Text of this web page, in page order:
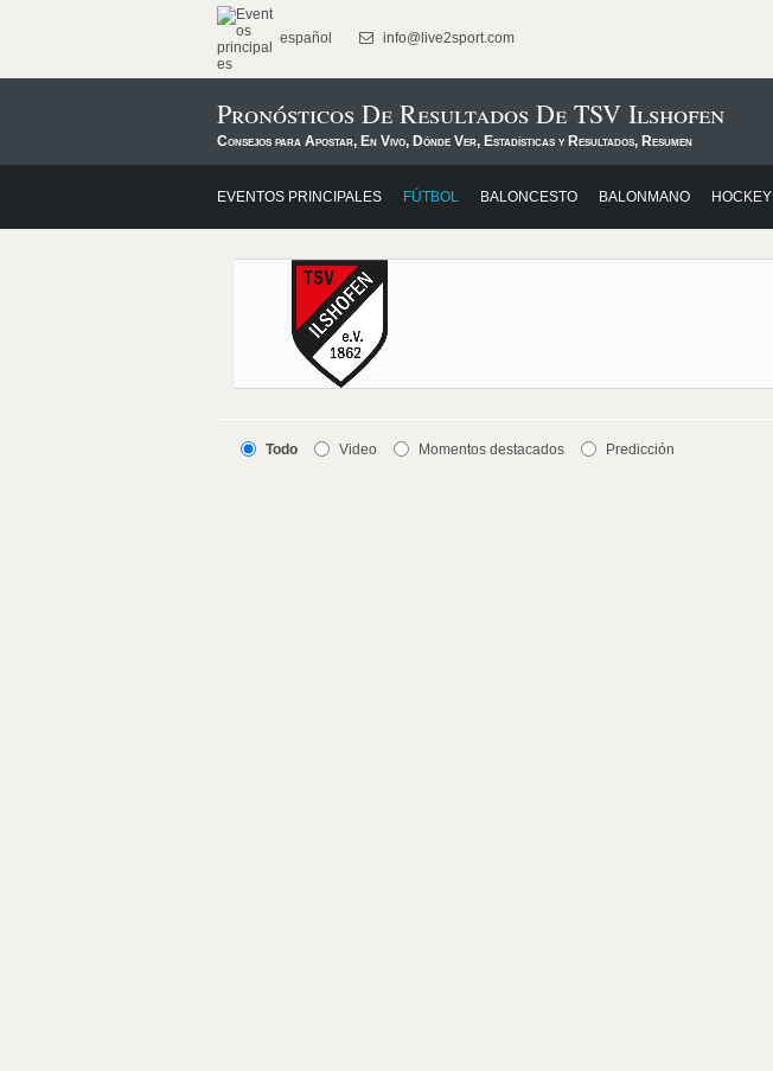
español info@live2sport.com
Pronósticos De Resultados De TSV Ilshofen
Consejos para Apostar, En Vivo, Dónde Ver, Estadísticas y Resultados, Resumen
EVENTOS PRINCIPALES FÚTBOL BALONCESTO BALONMANO HOCKEY
Todo Video Momentos destacados Predicción